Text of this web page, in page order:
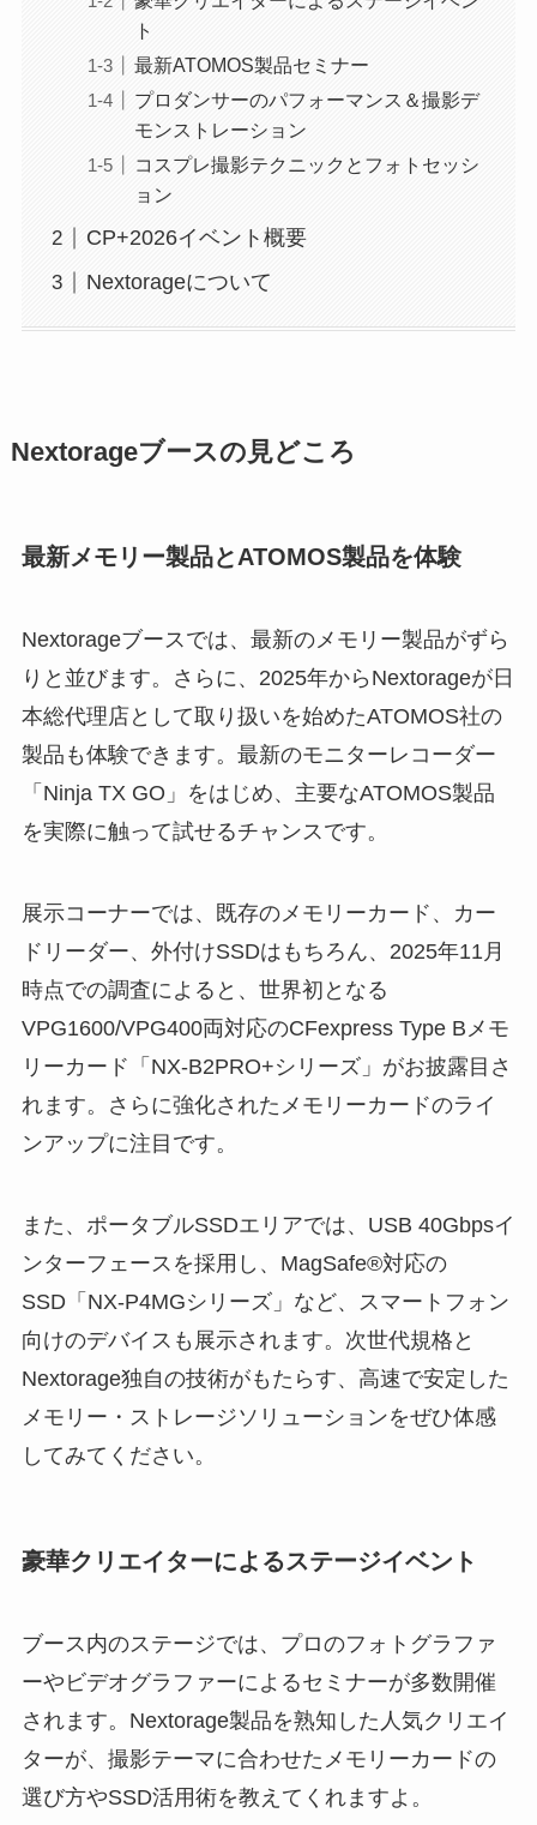
ト
最新ATOMOS製品セミナー
プロダンサーのパフォーマンス＆撮影デ
モンストレーション
コスプレ撮影テクニックとフォトセッシ
ョン
CP+2026イベント概要
Nextorageについて
Nextorageブースの見どころ
最新メモリー製品とATOMOS製品を体験
Nextorageブースでは、最新のメモリー製品がずら
りと並びます。さらに、2025年からNextorageが日
本総代理店として取り扱いを始めたATOMOS社の
製品も体験できます。最新のモニターレコーダー
「Ninja TX GO」をはじめ、主要なATOMOS製品
を実際に触って試せるチャンスです。
展示コーナーでは、既存のメモリーカード、カー
ドリーダー、外付けSSDはもちろん、2025年11月
時点での調査によると、世界初となる
VPG1600/VPG400両対応のCFexpress Type Bメモ
リーカード「NX-B2PRO+シリーズ」がお披露目さ
れます。さらに強化されたメモリーカードのライ
ンアップに注目です。
また、ポータブルSSDエリアでは、USB 40Gbpsイ
ンターフェースを採用し、MagSafe®対応の
SSD「NX-P4MGシリーズ」など、スマートフォン
向けのデバイスも展示されます。次世代規格と
Nextorage独自の技術がもたらす、高速で安定した
メモリー・ストレージソリューションをぜひ体感
してみてください。
豪華クリエイターによるステージイベント
ブース内のステージでは、プロのフォトグラファ
ーやビデオグラファーによるセミナーが多数開催
されます。Nextorage製品を熟知した人気クリエイ
ターが、撮影テーマに合わせたメモリーカードの
選び方やSSD活用術を教えてくれますよ。